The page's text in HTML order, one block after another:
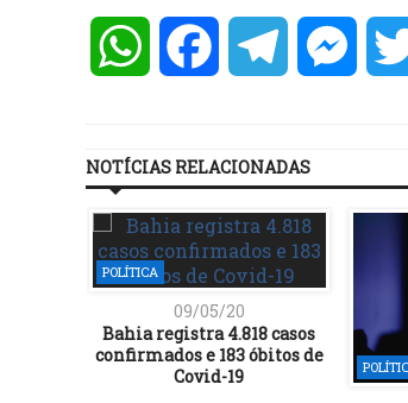
WhatsAppFacebookTelegram
NOTÍCIAS RELACIONADAS
POLÍTICA
09/05/20
Bahia registra 4.818 casos
confirmados e 183 óbitos de
Covid-19